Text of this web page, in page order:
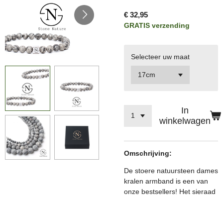
€ 32,95
GRATIS verzending
Selecteer uw maat
In
winkelwagen
Omschrijving:
De stoere natuursteen dames
kralen armband is een van
onze bestsellers! Het sieraad